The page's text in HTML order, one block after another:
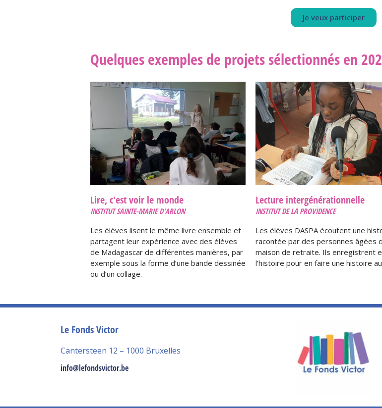
Je veux participer
Quelques exemples de projets sélectionnés en
Lire, c'est voir le monde
INSTITUT SAINTE-MARIE D'ARLON
Les élèves lisent le même livre ensemble et
partagent leur expérience avec des élèves
de Madagascar de différentes manières, par
exemple sous la forme d’une bande dessinée
ou d’un collage.
Lecture intergénérationnelle
INSTITUT DE LA PROVIDENCE
Les élèves DASPA écoutent une
racontée par des personnes âgées
maison de retraite. Ils enregistrent
l’histoire pour en faire une histoire
Le Fonds Victor
Cantersteen 12 – 1000 Bruxelles
info@lefondsvictor.be